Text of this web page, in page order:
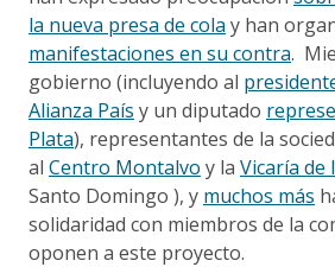
la nueva presa de cola y han
manifestaciones en su contra.
gobierno (incluyendo al
Alianza País y un diputado
Plata), representantes de la
al Centro Montalvo y la Vicaría de
Santo Domingo ), y muchos más
solidaridad con miembros de la
oponen a este proyecto.